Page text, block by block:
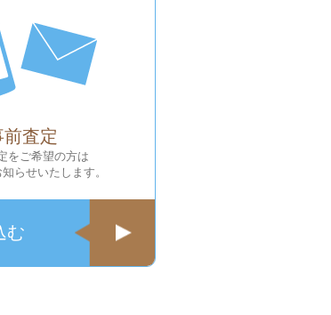
前査定
をご希望の方は
らせいたします。
む